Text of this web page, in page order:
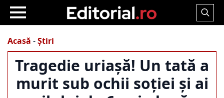
Search
Acasă -Știri
Tragedie uriașă! Un tată a
murit sub ochii soției și ai